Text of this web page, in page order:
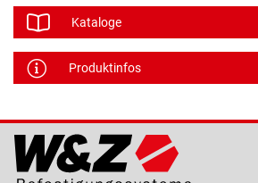
Kataloge
Produktinfos